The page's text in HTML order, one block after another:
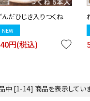
んだひじき入りつくね
NEW
円(税込) favorite
中 [1-14] 商品を表示してい